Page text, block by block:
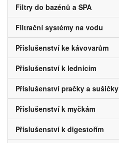
Filtry do bazénů a SPA
Filtrační systémy na vodu
Příslušenství ke kávovarům
Příslušenství k lednicím
Příslušenství pračky a sušičky
Příslušenství k myčkám
Příslušenství k digestořím